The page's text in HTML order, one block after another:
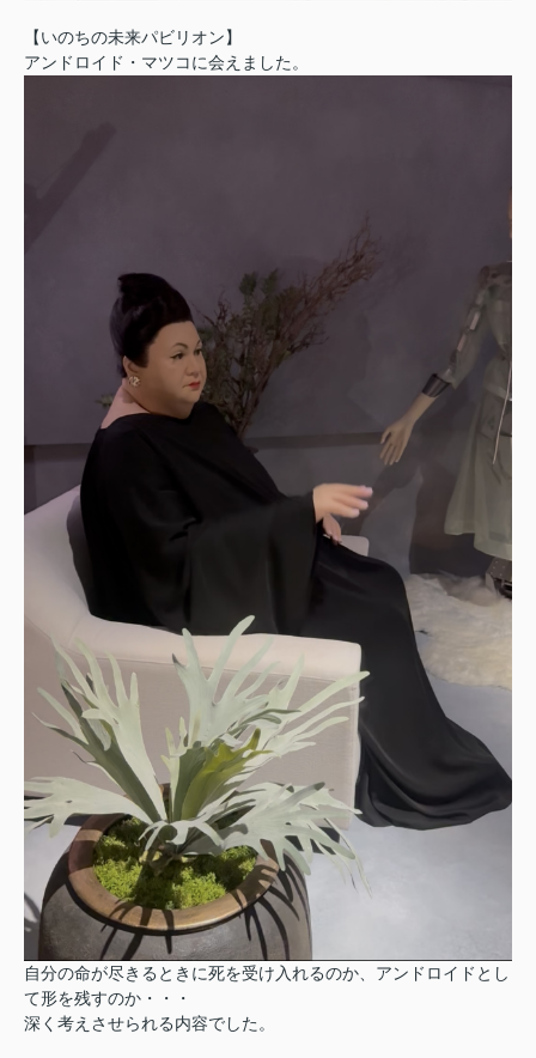
【いのちの未来パビリオン】
アンドロイド・マツコに会えました。
自分の命が尽きるときに死を受け入れるのか、アンドロイドとし
て形を残すのか・・・
深く考えさせられる内容でした。